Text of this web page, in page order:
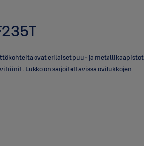
ovat erilaiset puu- ja metallikaapistot,
Lukko on sarjoitettavissa ovilukkojen